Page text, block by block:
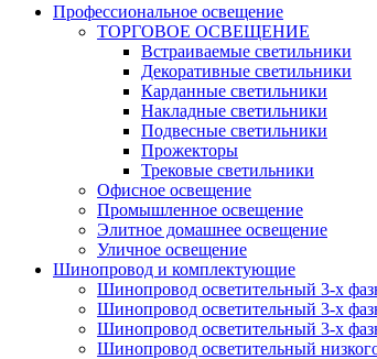
Профессиональное освещение
ТОРГОВОЕ ОСВЕЩЕНИЕ
Встраиваемые светильники
Декоративные светильники
Карданные светильники
Накладные светильники
Подвесные светильники
Прожекторы
Трековые светильники
Офисное освещение
Промышленное освещение
Элитное домашнее освещение
Уличное освещение
Шинопровод и комплектующие
Шинопровод осветительный 3-х
Шинопровод осветительный 3-х
Шинопровод осветительный 3-х
Шинопровод осветительный